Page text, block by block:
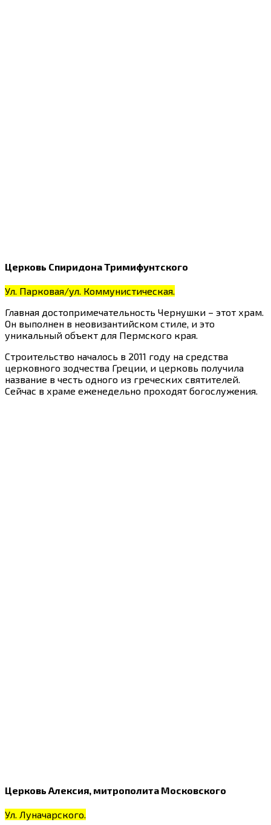
Церковь Спиридона Тримифунтского
Ул. Парковая/ул. Коммунистическая.
Главная достопримечательность Чернушки – этот храм.
Он выполнен в неовизантийском стиле, и это
уникальный объект для Пермского края.
Строительство началось в 2011 году на средства
церковного зодчества Греции, и церковь получила
название в честь одного из греческих святителей.
Сейчас в храме еженедельно проходят богослужения.
Церковь Алексия, митрополита Московского
Ул. Луначарского.